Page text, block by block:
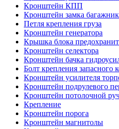
Кронштейн КПП
Кронштейн замка
Петля крепления груза
Кронштейн генератора
Крышка блока
Кронштейн селектора
Кронштейн бачка
Болт крепления запасного
Кронштейн усилителя
Кронштейн подрулевого
Кронштейн потолочной
Крепление
Кронштейн порога
Кронштейн магнитолы